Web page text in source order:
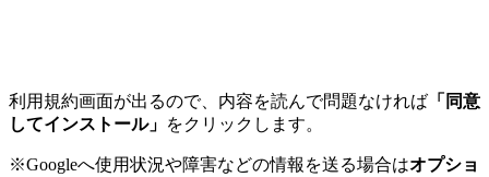
利用規約画面が出るので、内容を読んで問題なければ 「同意
してインストール」 をクリックします。
※Googleへ使用状況や障害などの情報を送る場合はオプショ